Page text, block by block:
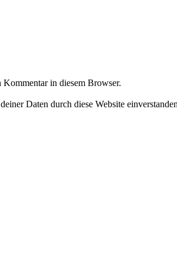
Kommentar in diesem Browser.
Daten durch diese Website